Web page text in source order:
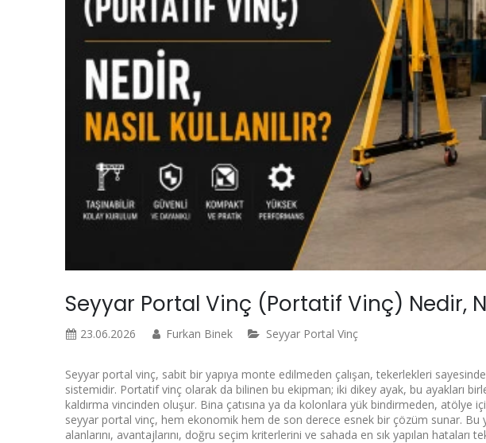
Seyyar Portal Vinç (Portatif Vinç) Nedir,
23.06.2026 Furkan Binek Seyyar Portal Vinç
Seyyar portal vinç, sabit bir yapıya monte edilmeden çalışan, tekerlekleri
sistemidir. Portatif vinç olarak da bilinen bu ekipman; iki dikey ayak, bu ayakları
kaldırma vincinden oluşur. Bina çatısına ya da kolonlara yük bindirmeden, atölye
seyyar portal vinç, hem ekonomik hem de son derece esnek bir çözüm sunar. Bu
alanlarını, avantajlarını, doğru seçim kriterlerini ve sahada en sık yapılan hataları